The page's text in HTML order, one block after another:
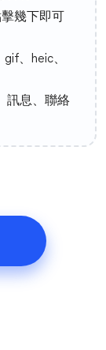
幾下即可
、heic、
訊息、聯絡